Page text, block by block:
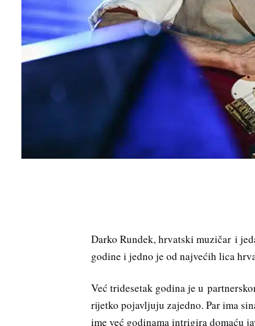
Darko Rundek, hrvatski muzičar i
godine i jedno je od najvećih lica
Već tridesetak godina je u
rijetko pojavljuju zajedno. Par ima
ime već godinama intrigira domaću